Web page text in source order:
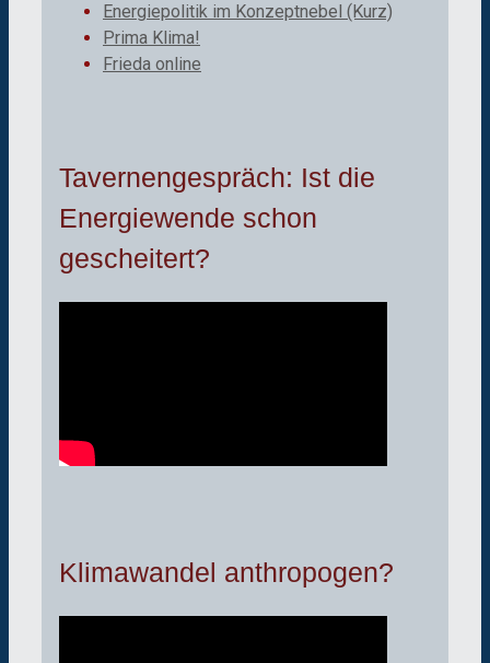
Energiepolitik im Konzeptnebel (Kurz)
Prima Klima!
Frieda online
Tavernengespräch: Ist die
Energiewende schon
gescheitert?
Klimawandel anthropogen?